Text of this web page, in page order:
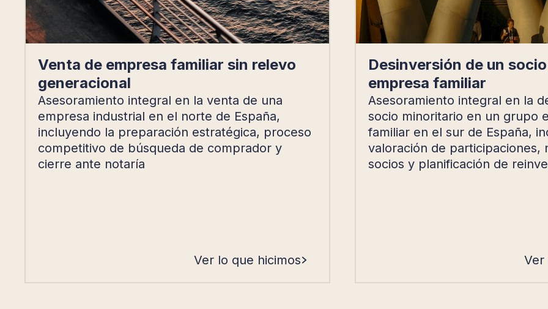
Venta de empresa familiar sin relevo
generacional
Asesoramiento integral en la venta de una
empresa industrial en el norte de España,
incluyendo la preparación estratégica, proceso
competitivo de búsqueda de comprador y
cierre ante notaría
Ver lo que hicimos
Desinversión de un
empresa familiar
Asesoramiento integral en la
socio minoritario en un grupo
familiar en el sur de España,
valoración de participaciones,
socios y planificación de
Ver